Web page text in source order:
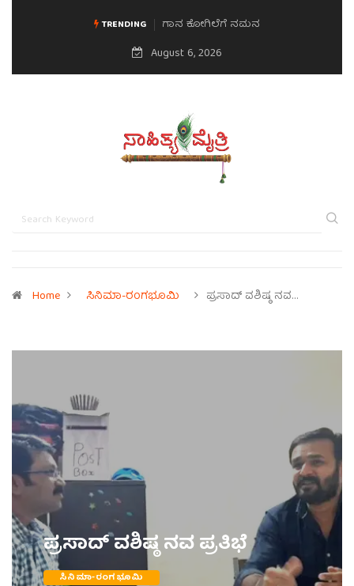
TRENDING
ಗಾನ ಕೋಗಿಲೆಗೆ ನಮನ ಮನಸಿನ ಸವಿಭಾವ
August 6, 2026
Home ಸಿನಿಮಾ-ರಂಗಭೂಮಿ ಪ್ರಸಾದ್ ವಶಿಷ್ಠ ನವ…
ಪ್ರಸಾದ್ ವಶಿಷ್ಠ ನವ ಪ್ರತಿಭೆ
ಸಿನಿಮಾ-ರಂಗಭೂಮಿ